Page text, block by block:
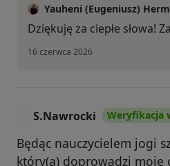
Yauheni (Eugeniusz)
Dziękuję za ciepłe słowa!
16 czerwca 2026
S.Nawrocki Weryfikacja
Będąc nauczycielem jogi
który(a) doprowadzi moje